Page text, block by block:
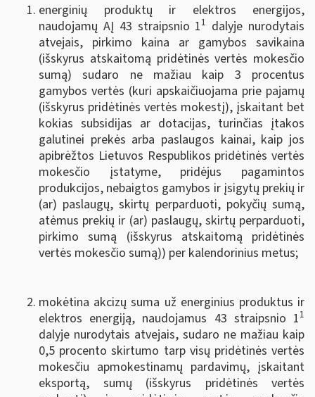
energinių produktų ir elektros energijos,
naudojamų AĮ 43 straipsnio 11 dalyje nurodytais
atvejais, pirkimo kaina ar gamybos savikaina
(išskyrus atskaitomą pridėtinės vertės mokesčio
sumą) sudaro ne mažiau kaip 3 procentus
gamybos vertės (kuri apskaičiuojama prie pajamų
(išskyrus pridėtinės vertės mokestį), įskaitant bet
kokias subsidijas ar dotacijas, turinčias įtakos
galutinei prekės arba paslaugos kainai, kaip jos
apibrėžtos Lietuvos Respublikos pridėtinės vertės
mokesčio įstatyme, pridėjus pagamintos
produkcijos, nebaigtos gamybos ir įsigytų prekių ir
(ar) paslaugų, skirtų perparduoti, pokyčių sumą,
atėmus prekių ir (ar) paslaugų, skirtų perparduoti,
pirkimo sumą (išskyrus atskaitomą pridėtinės
vertės mokesčio sumą)) per kalendorinius metus;
mokėtina akcizų suma už energinius produktus ir
elektros energiją, naudojamus 43 straipsnio 11
dalyje nurodytais atvejais, sudaro ne mažiau kaip
0,5 procento skirtumo tarp visų pridėtinės vertės
mokesčiu apmokestinamų pardavimų, įskaitant
eksportą, sumų (išskyrus pridėtinės vertės